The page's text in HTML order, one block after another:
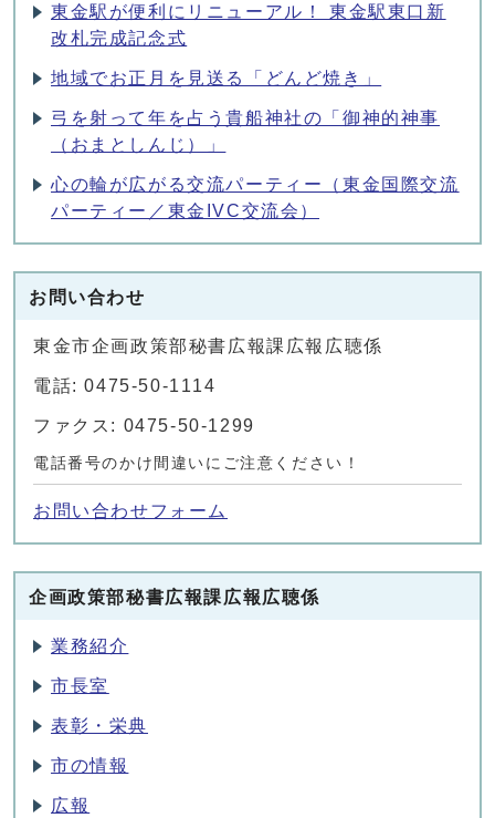
東金駅が便利にリニューアル！ 東金駅東口新
改札完成記念式
地域でお正月を見送る「どんど焼き」
弓を射って年を占う貴船神社の「御神的神事
（おまとしんじ）」
心の輪が広がる交流パーティー（東金国際交流
パーティー／東金IVC交流会）
お問い合わせ
東金市企画政策部秘書広報課広報広聴係
電話: 0475-50-1114
ファクス: 0475-50-1299
電話番号のかけ間違いにご注意ください！
お問い合わせフォーム
企画政策部秘書広報課広報広聴係
業務紹介
市長室
表彰・栄典
市の情報
広報